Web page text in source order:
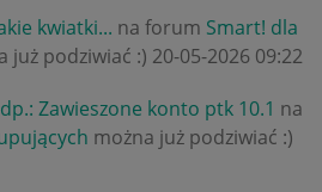
kwiatki... na forum Smart! dla
już podziwiać :) ‎20-05-2026 09:22
Zawieszone konto ptk 10.1 na
można już podziwiać :)